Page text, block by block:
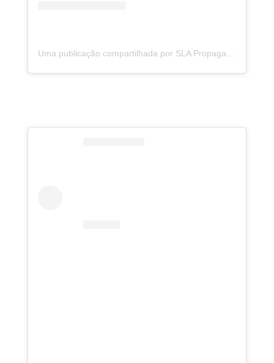
Uma publicação compartilhada por SLA Propaganda (@slapropaganda)